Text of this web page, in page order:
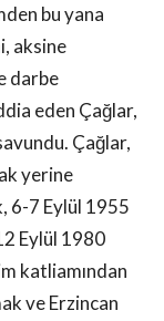
bu yana
aksine
darbe
eden Çağlar,
Çağlar,
yerine
6-7 Eylül 1955
Eylül 1980
katliamından
ve Erzincan